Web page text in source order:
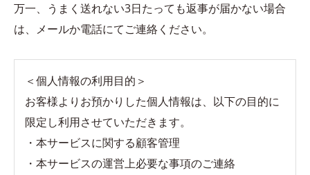
万一、うまく送れない3日たっても返事が届かない場合
は、メールか電話にてご連絡ください。
＜個人情報の利用目的＞
お客様よりお預かりした個人情報は、以下の目的に
限定し利用させていただきます。
・本サービスに関する顧客管理
・本サービスの運営上必要な事項のご連絡